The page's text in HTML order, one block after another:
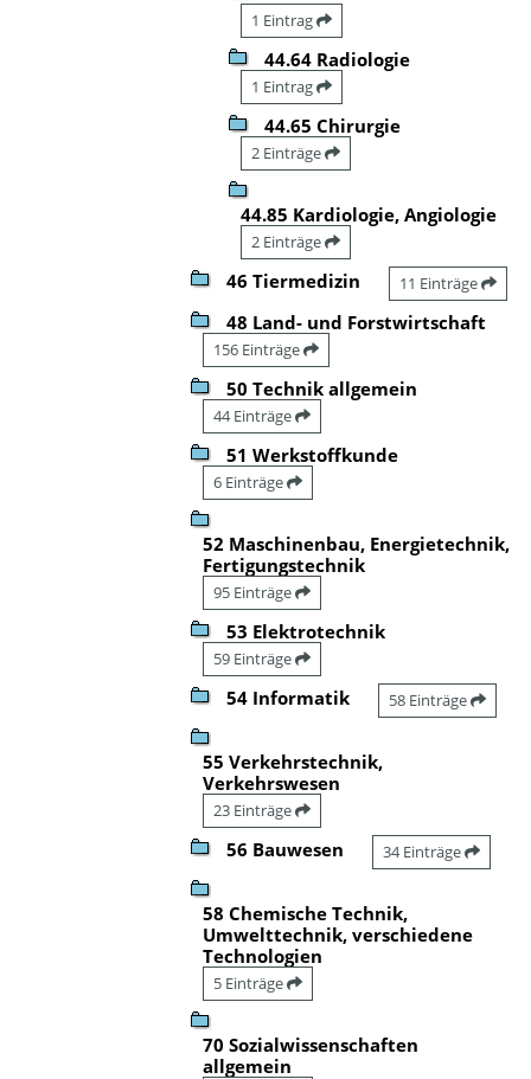
1 Eintrag
44.64 Radiologie
1 Eintrag
44.65 Chirurgie
2 Einträge
44.85 Kardiologie, Angiologie
2 Einträge
46 Tiermedizin 11 Einträge
48 Land- und Forstwirtschaft
156 Einträge
50 Technik allgemein
44 Einträge
51 Werkstoffkunde
6 Einträge
52 Maschinenbau, Energietechnik,
Fertigungstechnik
95 Einträge
53 Elektrotechnik
59 Einträge
54 Informatik 58 Einträge
55 Verkehrstechnik,
Verkehrswesen
23 Einträge
56 Bauwesen 34 Einträge
58 Chemische Technik,
Umwelttechnik, verschiedene
Technologien
5 Einträge
70 Sozialwissenschaften
allgemein